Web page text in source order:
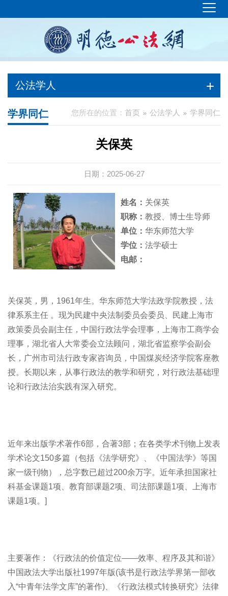
公法学人
您所在的位置： 首页 公法学人 学界同仁
学界同仁
关保英
日期：2025-06-27
姓名： 关保英
职称： 教授、博士生导师
单位： 华东师范大学
学位： 法学硕士
电邮：
关保英，男，1961年生。华东师范大学法政学院教授，法
律系系主任 。现为民建中央法制委员会委员、民建上海市
政策委员会副主任，中国行政法学会理事，上海市工商学会
理事，湖北省人大常委会立法顾问，湖北省监察学会副会
长，广州市司法行政专家咨询员，中国煤炭经济学院客座教
授。长期以来，从事行政法的教学和研究，对行政法基础理
论和行政法治实践有深入研究。
近年来出版学术著作6部，合著3部；在各类学术刊物上发表
学术论文150多篇（包括《法学研究》、《中国法学》等国
家一级刊物），总字数已超过200余万字。近年承担国家社
科基金课题1项、教育部课题2项、司法部课题1项、上海市
课题1项。]
主要著作：《行政法的价值定位——效率、程序及其和谐》
中国政法大学出版社1997年版(该书是行政法学界第一部收
入“中青年法学文库”的著作)、《行政法模式转换研究》法律